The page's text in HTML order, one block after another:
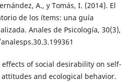
A., y Tomás, I. (2014). El
de los ítems: una guía
Anales de Psicología, 30(3),
effects of social desirability on self-
and ecological behavior.